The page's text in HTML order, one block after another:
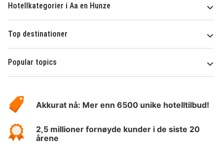
Hotellkategorier i Aa en Hunze
Top destinationer
Popular topics
Hotelspecials
Akkurat nå: Mer enn 6500 unike hotelltilbud!
2,5 millioner fornøyde kunder i de siste 20
årene